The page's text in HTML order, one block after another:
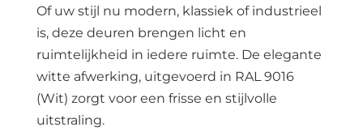
Of uw stijl nu modern, klassiek of industrieel
is, deze deuren brengen licht en
ruimtelijkheid in iedere ruimte. De elegante
witte afwerking, uitgevoerd in RAL 9016
(Wit) zorgt voor een frisse en stijlvolle
uitstraling.